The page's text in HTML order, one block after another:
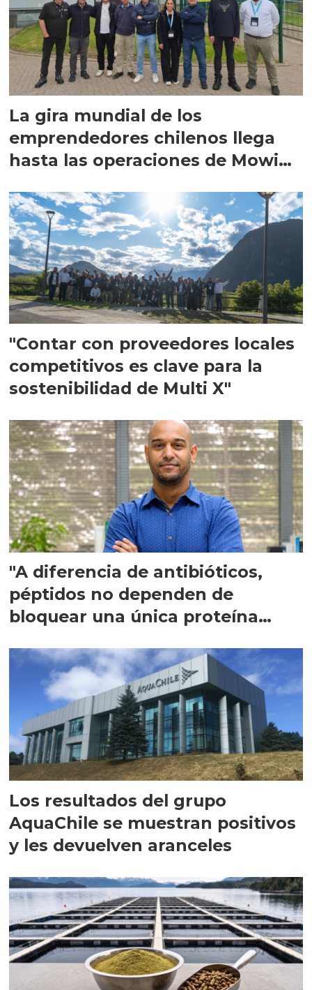
La gira mundial de los
emprendedores chilenos llega
hasta las operaciones de Mowi
"Contar con proveedores locales
competitivos es clave para la
sostenibilidad de Multi X"
"A diferencia de antibióticos,
péptidos no dependen de
bloquear una única proteína
Los resultados del grupo
AquaChile se muestran positivos
y les devuelven aranceles